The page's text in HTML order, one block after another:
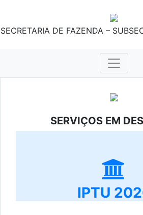
SECRETARIA DE FAZENDA –
SERVIÇOS EM
IPTU